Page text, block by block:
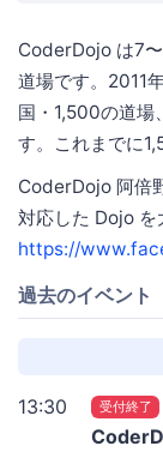
CoderDojo は7
道場です。2011
国・1,500の道場
す。これまでに
CoderDojo 阿倍
対応した Dojo を
https://
過去のイベント
13:30 受付終了